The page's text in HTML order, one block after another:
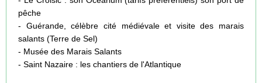
pêche
- Guérande, célèbre cité médiévale et visite des marais
salants (Terre de Sel)
- Musée des Marais Salants
- Saint Nazaire : les chantiers de l'Atlantique